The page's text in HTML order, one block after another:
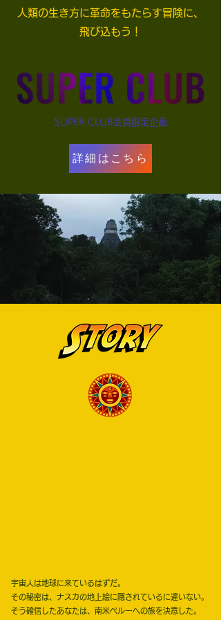
人類の生き方に革命をもたらす冒険に、
飛び込もう！
SUPER CLUB会員限定企画
詳細はこちら
宇宙人は地球に来ているはずだ。
その秘密は、ナスカの地上絵に隠されているに違いない。
そう確信したあなたは、南米ペルーへの旅を決意した。